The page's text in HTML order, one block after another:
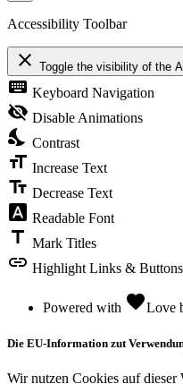
Accessibility Toolbar
close Toggle the visibility of the
keyboard Keyboard Navigation
visibility_off Disable Animations
nights_stay Contrast
format_size Increase Text
text_fields Decrease Text
font_download Readable Font
title Mark Titles
link Highlight Links & Buttons
Powered with favoriteLove
Die EU-Information zut
Wir nutzen Cookies auf